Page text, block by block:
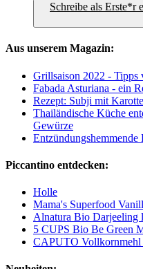
Schreibe als Erste*r
Aus unserem Magazin:
Grillsaison 2022 -
Fabada Asturiana - ein
Rezept: Subji mit
Thailändische Küche
Gewürze
Entzündungshemmende
Piccantino entdecken:
Holle
Mama's Superfood
Alnatura Bio Darjeeling
5 CUPS Bio Be Green
CAPUTO Vollkornmehl